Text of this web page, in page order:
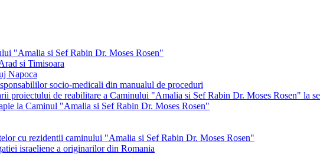
"Amalia si Sef Rabin Dr. Moses Rosen"
si Timisoara
Napoca
socio-medicali din manualul de proceduri
proiectului de reabilitare a Caminului "Amalia si Sef Rabin Dr. Moses Rosen" la
la Caminul "Amalia si Sef Rabin Dr. Moses Rosen"
cu rezidentii caminului "Amalia si Sef Rabin Dr. Moses Rosen"
israeliene a originarilor din Romania